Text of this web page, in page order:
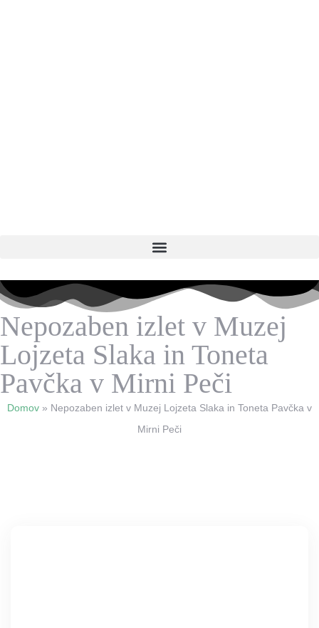
Nepozaben izlet v Muzej
Lojzeta Slaka in Toneta
Pavčka v Mirni Peči
Domov » Nepozaben izlet v Muzej Lojzeta Slaka in Toneta Pavčka v
Mirni Peči